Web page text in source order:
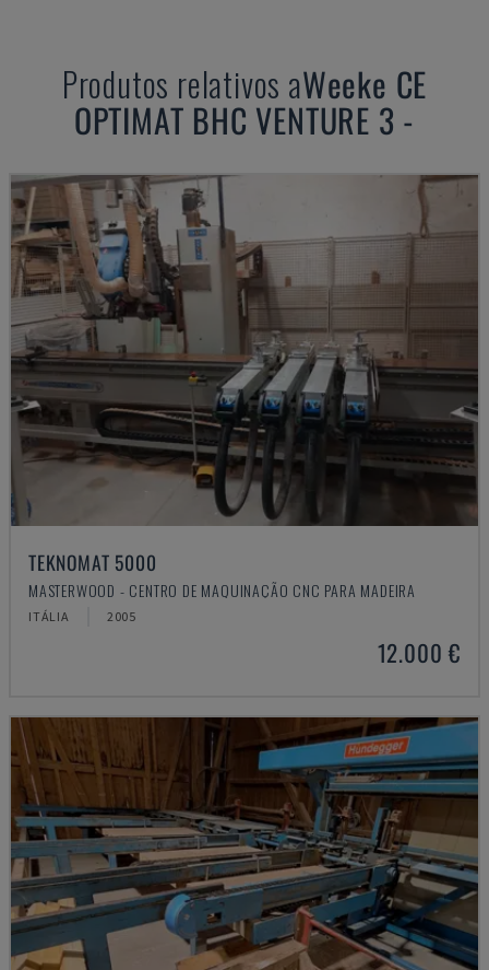
Produtos relativos aWeeke CE
OPTIMAT BHC VENTURE 3 -
TEKNOMAT 5000
MASTERWOOD - CENTRO DE MAQUINAÇÃO CNC PARA MADEIRA
ITÁLIA 2005
12.000 €